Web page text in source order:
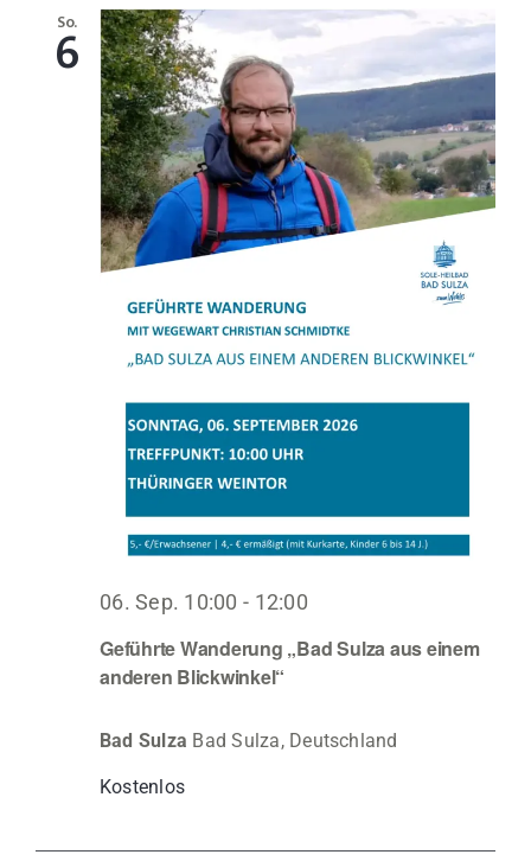
So.
6
Geführte Wanderung „Bad Sulza aus einem
anderen Blickwinkel“
06. Sep. 10:00 - 12:00
Bad Sulza Bad Sulza, Deutschland
Kostenlos